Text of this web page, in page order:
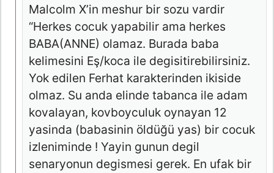
Malcolm X’in meshur bir sozu vardir
“Herkes cocuk yapabilir ama herkes
BABA(ANNE) olamaz. Burada baba
kelimesini Eş/koca ile degisitirebilirsiniz.
Yok edilen Ferhat karakterinden ikiside
olmaz. Su anda elinde tabanca ile adam
kovalayan, kovboyculuk oynayan 12
yasinda (babasinin öldüğü yas) bir cocuk
izleniminde ! Yayin gunun degil
senaryonun degismesi gerek. En ufak bir